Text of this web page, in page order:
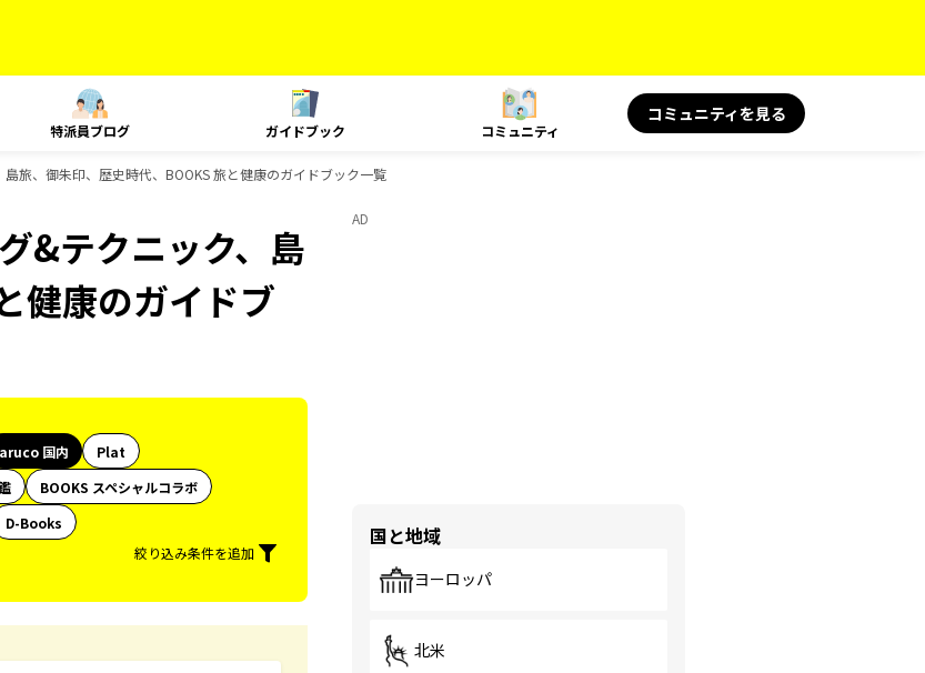
特派員ブログ ガイドブック コミュニティ
コミュニティを見る
旅、御朱印、歴史時代、BOOKS 旅と健康のガイドブック一覧
&テクニック、島
健康のガイドブ
aruco 国内
Plat
BOOKS スペシャルコラボ
D-Books
絞り込み条件を追加
AD
国と地域
ヨーロッパ
北米